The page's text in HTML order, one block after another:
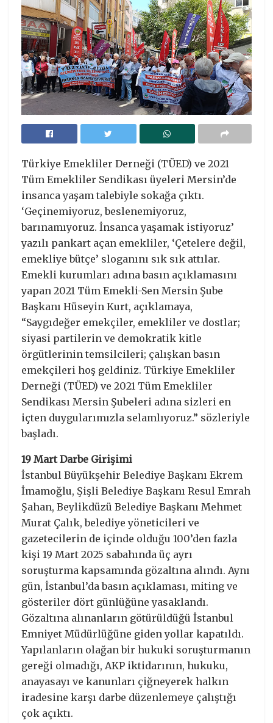
Türkiye Emekliler Derneği (TÜED) ve 2021
Tüm Emekliler Sendikası üyeleri Mersin’de
insanca yaşam talebiyle sokağa çıktı.
‘Geçinemiyoruz, beslenemiyoruz,
barınamıyoruz. İnsanca yaşamak istiyoruz’
yazılı pankart açan emekliler, ‘Çetelere değil,
emekliye bütçe’ sloganını sık sık attılar.
Emekli kurumları adına basın açıklamasını
yapan 2021 Tüm Emekli-Sen Mersin Şube
Başkanı Hüseyin Kurt, açıklamaya,
“Saygıdeğer emekçiler, emekliler ve dostlar;
siyasi partilerin ve demokratik kitle
örgütlerinin temsilcileri; çalışkan basın
emekçileri hoş geldiniz. Türkiye Emekliler
Derneği (TÜED) ve 2021 Tüm Emekliler
Sendikası Mersin Şubeleri adına sizleri en
içten duygularımızla selamlıyoruz.” sözleriyle
başladı.
19 Mart Darbe Girişimi
İstanbul Büyükşehir Belediye Başkanı Ekrem
İmamoğlu, Şişli Belediye Başkanı Resul Emrah
Şahan, Beylikdüzü Belediye Başkanı Mehmet
Murat Çalık, belediye yöneticileri ve
gazetecilerin de içinde olduğu 100’den fazla
kişi 19 Mart 2025 sabahında üç ayrı
soruşturma kapsamında gözaltına alındı. Aynı
gün, İstanbul’da basın açıklaması, miting ve
gösteriler dört günlüğüne yasaklandı.
Gözaltına alınanların götürüldüğü İstanbul
Emniyet Müdürlüğüne giden yollar kapatıldı.
Yapılanların olağan bir hukuki soruşturmanın
gereği olmadığı, AKP iktidarının, hukuku,
anayasayı ve kanunları çiğneyerek halkın
iradesine karşı darbe düzenlemeye çalıştığı
çok açıktı.